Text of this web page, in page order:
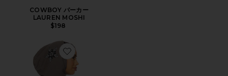
COWBOY パーカー
LAUREN MOSHI
$198
Favorite BLACK HORSE パーカー